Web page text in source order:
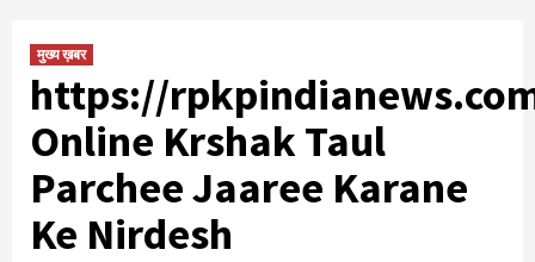
मुख्य ख़बर
https://
Online Krshak Taul
Parchee Jaaree Karane
Ke Nirdesh